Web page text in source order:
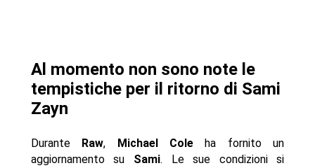
Al momento non sono note le
tempistiche per il ritorno di Sami
Zayn
Durante Raw, Michael Cole ha fornito un
aggiornamento su Sami. Le sue condizioni si